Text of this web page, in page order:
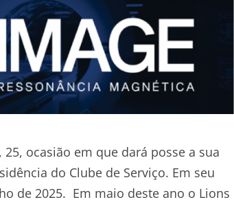
ocasião em que dará posse a sua
do Clube de Serviço. Em seu
de 2025. Em maio deste ano o Lions